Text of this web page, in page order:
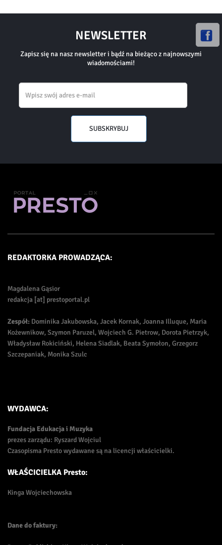
NEWSLETTER
Zapisz się na nasz newsletter i bądź na bieżąco z najnowszymi
wiadomościami!
SUBSKRYBUJ
REDAKTORKA PROWADZĄCA:
Magdalena Gąsior
redakcja [at] prestoportal.pl
Zespół: Dominika Jakubowska, Jacek Kornak, Joanna Illuque, Maria
Kożewnikow, Szymon Paruzel, Wojciech G. Pietrow, Dorota Pietrzyk,
Władysław Rokiciński, Helena Siadlak, Beata Symołon, Grzegorz
Szczepaniak, Monika Szulc
WYDAWCA:
Fundacja Edukacja i Muzyka
prezes zarządu: Ryszard Wojciul
Czasopisma Presto wydawane są na licencji właścicielki.
WŁAŚCICIELKA Presto:
Kinga Wojciechowska
Dane do faktury: